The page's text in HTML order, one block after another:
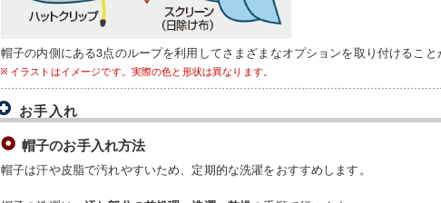
帽子の内側にある3点のループを利用してさまざまなオプションを取り付けること
イラストはイメージです。実際の色と形状は異なります。
お手入れ
帽子のお手入れ方法
帽子は汗や皮脂で汚れやすいため、定期的な洗濯をおすすめします。